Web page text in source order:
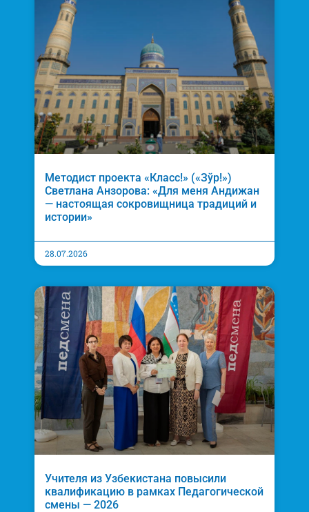
Методист проекта «Класс!» («Зўр!»)
Светлана Анзорова: «Для меня Андижан
— настоящая сокровищница традиций и
истории»
28.07.2026
Учителя из Узбекистана повысили
квалификацию в рамках Педагогической
смены — 2026